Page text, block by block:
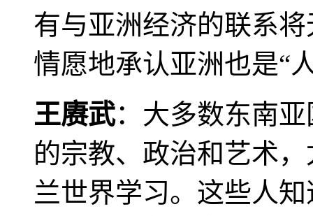
有与亚洲经济的联系
情愿地承认亚洲也是“
王赓武：大多数东南
的宗教、政治和艺术
兰世界学习。这些人